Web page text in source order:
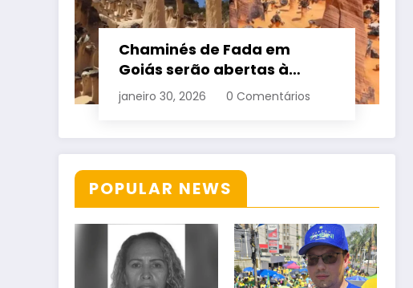
Chaminés de Fada em
Goiás serão abertas à
visitação controlada
janeiro 30, 2026 0 Comentários
POPULAR NEWS